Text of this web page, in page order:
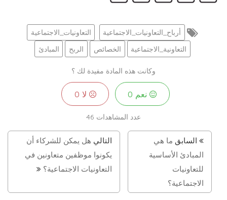
أرباح_التعاونيات_الاجتماعية التعاونيات_الاجتماعية
التعاونية_الاجتماعية الخصائص الربح المبادئ
وكانت هذه المادة مفيدة لك ؟
نعم 0 لا 0
عدد المشاهدات 46
السابق ما هي
المبادئ الأساسية
للتعاونيات
الاجتماعية؟
التالي هل يمكن للشركاء أن
يكونوا موظفين متعاونين في
التعاونيات الاجتماعية؟